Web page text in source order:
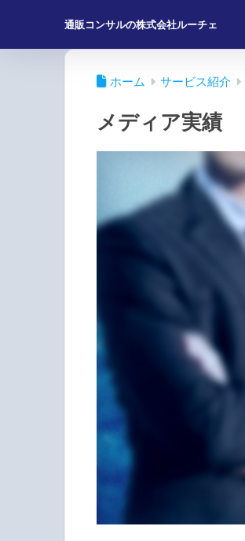
通販コンサルの株式会社ルーチェ
ホーム サービス紹介
メディア実績